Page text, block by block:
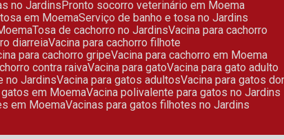
no Jardins
Pronto socorro veterinário em Moema
tosa em Moema Serviço de banho e tosa no Jardins
Tosa de cachorro no Jardins Vacina para cachorro
diarreia Vacina para cachorro filhote
para cachorro gripe Vacina para cachorro em Moema
contra raiva Vacina para gato Vacina para gato adulto
no Jardins Vacina para gatos adultos Vacina para gatos
gatos em Moema Vacina polivalente para gatos no Jardins
em Moema Vacinas para gatos filhotes no Jardins